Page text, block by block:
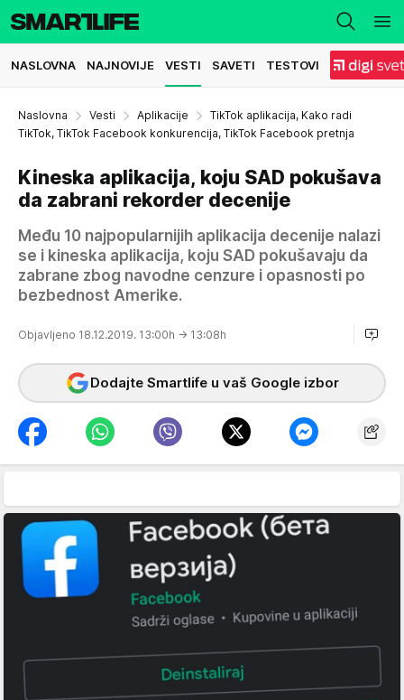
NASLOVNA NAJNOVIJE VESTI SAVETI TESTOVI
Naslovna Vesti Aplikacije
TikTok aplikacija, Kako radi
TikTok, TikTok Facebook konkurencija, TikTok Facebook pretnja
Kineska aplikacija, koju SAD pokušava
da zabrani rekorder decenije
Među 10 najpopularnijih aplikacija decenije nalazi
se i kineska aplikacija, koju SAD pokušavaju da
zabrane zbog navodne cenzure i opasnosti po
bezbednost Amerike.
Objavljeno 18.12.2019. 13:00h → 13:08h
Dodajte Smartlife u vaš Google izbor